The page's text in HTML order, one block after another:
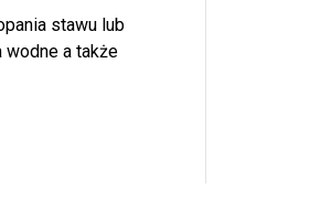
stawu lub
wodne a także